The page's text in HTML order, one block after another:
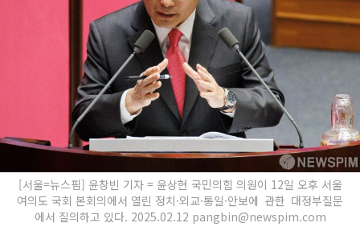
[서울=뉴스핌] 윤창빈 기자 = 윤상현 국민의힘 의원이 12일 오후 서울
여의도 국회 본회의에서 열린 정치·외교·통일·안보에 관한 대정부질문
에서 질의하고 있다. 2025.02.12 pangbin@newspim.com